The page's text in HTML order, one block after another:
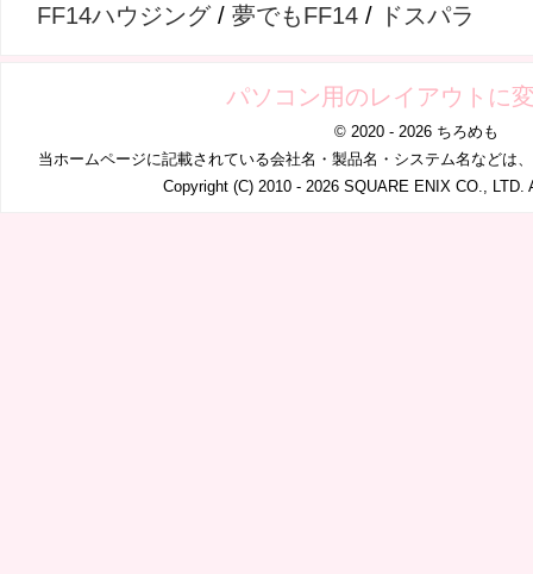
FF14ハウジング/ 夢でもFF14 / ドスパラ
パソコン用のレイアウトに
© 2020 - 2026 ちろめも
当ホームページに記載されている会社名・製品名・システム名などは
Copyright (C) 2010 - 2026 SQUARE ENIX CO., LTD.